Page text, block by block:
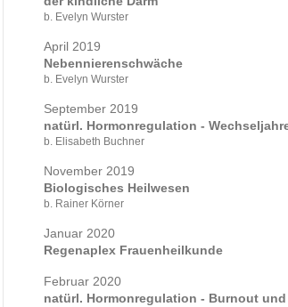
b. Evelyn Wurster
April 2019
Nebennierenschwäche
b. Evelyn Wurster
September 2019
natürl. Hormonregulation -
b. Elisabeth Buchner
November 2019
Biologisches Heilwesen
b. Rainer Körner
Januar 2020
Regenaplex Frauenheilkunde
Februar 2020
natürl. Hormonregulation - Burnout und